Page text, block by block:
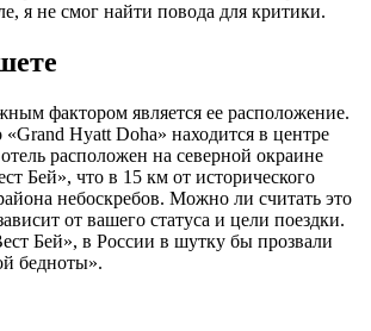
я не смог найти повода для критики.
фактором является ее расположение.
«Grand Hyatt Doha» находится в центре
расположен на северной окраине
Бей», что в 15 км от исторического
небоскребов. Можно ли считать это
от вашего статуса и цели поездки.
Бей», в России в шутку бы прозвали
бедноты».